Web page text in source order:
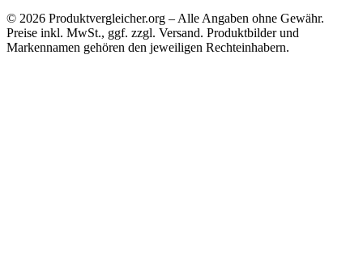
© 2026 Produktvergleicher.org – Alle Angaben ohne Gewähr.
Preise inkl. MwSt., ggf. zzgl. Versand. Produktbilder und
Markennamen gehören den jeweiligen Rechteinhabern.